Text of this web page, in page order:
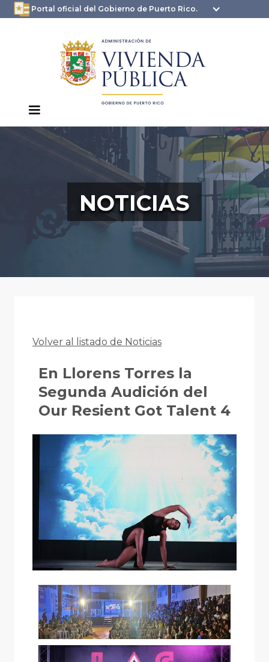
Portal oficial del Gobierno de Puerto Rico.
oficial.pr.gov
seguros .pr.gov usan
HTTPS
NOTICIAS
Volver al listado de Noticias
En Llorens Torres la
Segunda Audición del
Our Resient Got Talent 4